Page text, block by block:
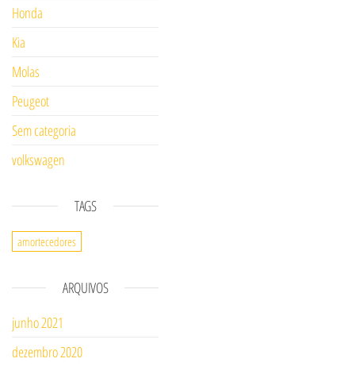
Honda
Kia
Molas
Peugeot
Sem categoria
volkswagen
TAGS
amortecedores
ARQUIVOS
junho 2021
dezembro 2020